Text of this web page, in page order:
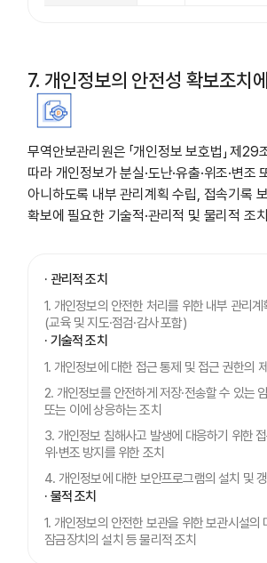
7. 개인정보의 안전성 확보조치
무역안보관리원은 「개인정보 보호법」 제29
따라 개인정보가 분실·도난·유출·위조·변조
아니하도록 내부 관리계획 수립, 접속기록
확보에 필요한 기술적·관리적 및 물리적 조
· 관리적 조치
1. 개인정보의 안전한 처리를 위한 내부 관리계
(교육 및 지도·점검·감사 포함)
· 기술적 조치
1. 개인정보에 대한 접근 통제 및 접근 권한의
2. 개인정보를 안전하게 저장·전송할 수 있는
또는 이에 상응하는 조치
3. 개인정보 침해사고 발생에 대응하기 위한
위·변조 방지를 위한 조치
4. 개인정보에 대한 보안프로그램의 설치 및
· 물적 조치
1. 개인정보의 안전한 보관을 위한 보관시설의
잠금장치의 설치 등 물리적 조치